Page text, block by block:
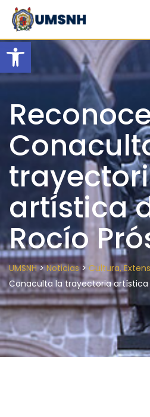
Open toolbar
Skip
content
artística
Rocío
UMSNH>Noticias> Cultura,
Conaculta la trayectoria artística